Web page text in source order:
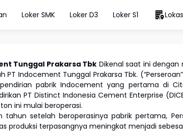
Loker SMK Loker D3 Loker S1
Tunggal Prakarsa Tbk Dikenal saat ini dengan
PT Indocement Tunggal Prakarsa Tbk.
pabrik Indocement yang pertama di
PT Distinct Indonesia Cement Enterprise
ini mulai beroperasi.
tahun setelah beroperasinya pabrik pertama,
produksi terpasangnya meningkat menjadi